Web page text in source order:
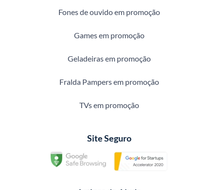
Fones de ouvido em promoção
Games em promoção
Geladeiras em promoção
Fralda Pampers em promoção
TVs em promoção
Site Seguro